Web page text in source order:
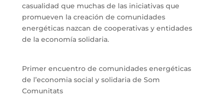
casualidad que muchas de las iniciativas que
promueven la creación de comunidades
energéticas nazcan de cooperativas y entidades
de la economía solidaria.
Primer encuentro de comunidades energéticas
de l’economia social y solidaria de Som
Comunitats